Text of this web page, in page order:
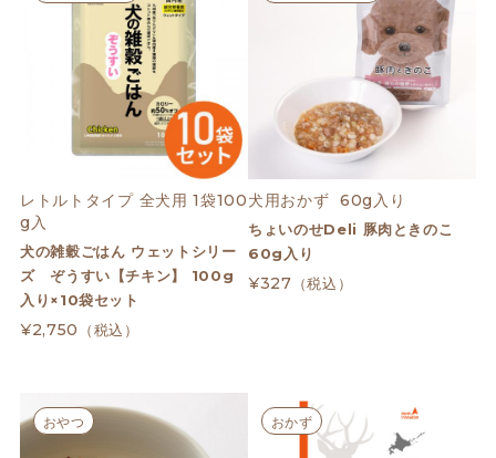
レトルトタイプ 全犬用 1袋100
g入
犬の雑穀ごはん ウェットシリー
ズ ぞうすい【チキン】 100g
入り×10袋セット
¥2,750 （税込）
犬用おかず  60g入り
ちょいのせDeli 豚肉ときのこ
60g入り
¥327 （税込）
おやつ おかず